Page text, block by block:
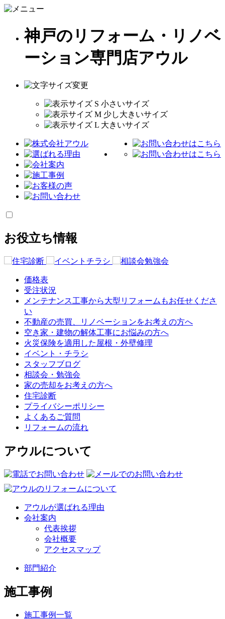
神戸のリフォーム・リノベ
ーション専門店アウル
お役立ち情報
価格表
受注状況
メンテナンス工事から大型リフォームもお任せくださ
い
不動産の売買、リノベーションをお考えの方へ
空き家・建物の解体工事にお悩みの方へ
火災保険を適用した屋根・外壁修理
イベント・チラシ
スタッフブログ
相談会・勉強会
家の売却をお考えの方へ
住宅診断
プライバシーポリシー
よくあるご質問
リフォームの流れ
アウルについて
アウルが選ばれる理由
会社案内
代表挨拶
会社概要
アクセスマップ
部門紹介
施工事例
施工事例一覧